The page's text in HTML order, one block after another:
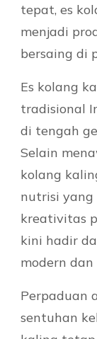
tepat, es
menjadi
bersaing di
Es kolang
tradisional
di tengah
Selain
kolang
nutrisi
kreativitas
kini hadir
modern
Perpaduan
sentuhan